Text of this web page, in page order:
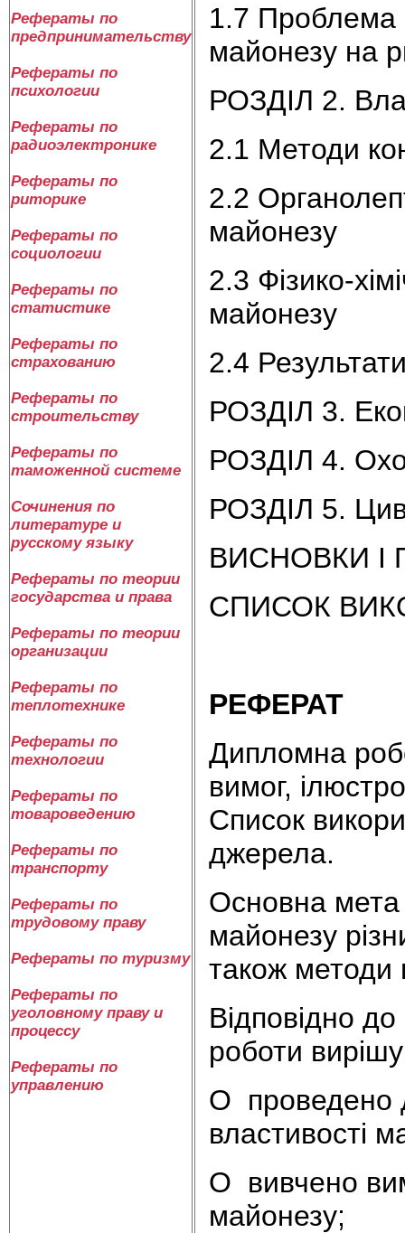
Рефераты по
предпринимательству
Рефераты по
психологии
Рефераты по
радиоэлектронике
Рефераты по
риторике
Рефераты по
социологии
Рефераты по
статистике
Рефераты по
страхованию
Рефераты по
строительству
Рефераты по
таможенной системе
Сочинения по
литературе и
русскому языку
Рефераты по теории
государства и права
Рефераты по теории
организации
Рефераты по
теплотехнике
Рефераты по
технологии
Рефераты по
товароведению
Рефераты по
транспорту
Рефераты по
трудовому праву
Рефераты по туризму
Рефераты по
уголовному праву и
процессу
Рефераты по
управлению
1.7 Проблема
майонезу на
РОЗДІЛ 2.
2.1 Методи
2.2
майонезу
2.3 Фізико-
майонезу
2.4
РОЗДІЛ 3.
РОЗДІЛ 4.
РОЗДІЛ 5.
ВИСНОВКИ І
СПИСОК
РЕФЕРАТ
Дипломна
вимог,
Список
джерела.
Основна мета
майонезу
також методи
Відповідно
роботи
O проведено
властивості
O вивчено
майонезу;